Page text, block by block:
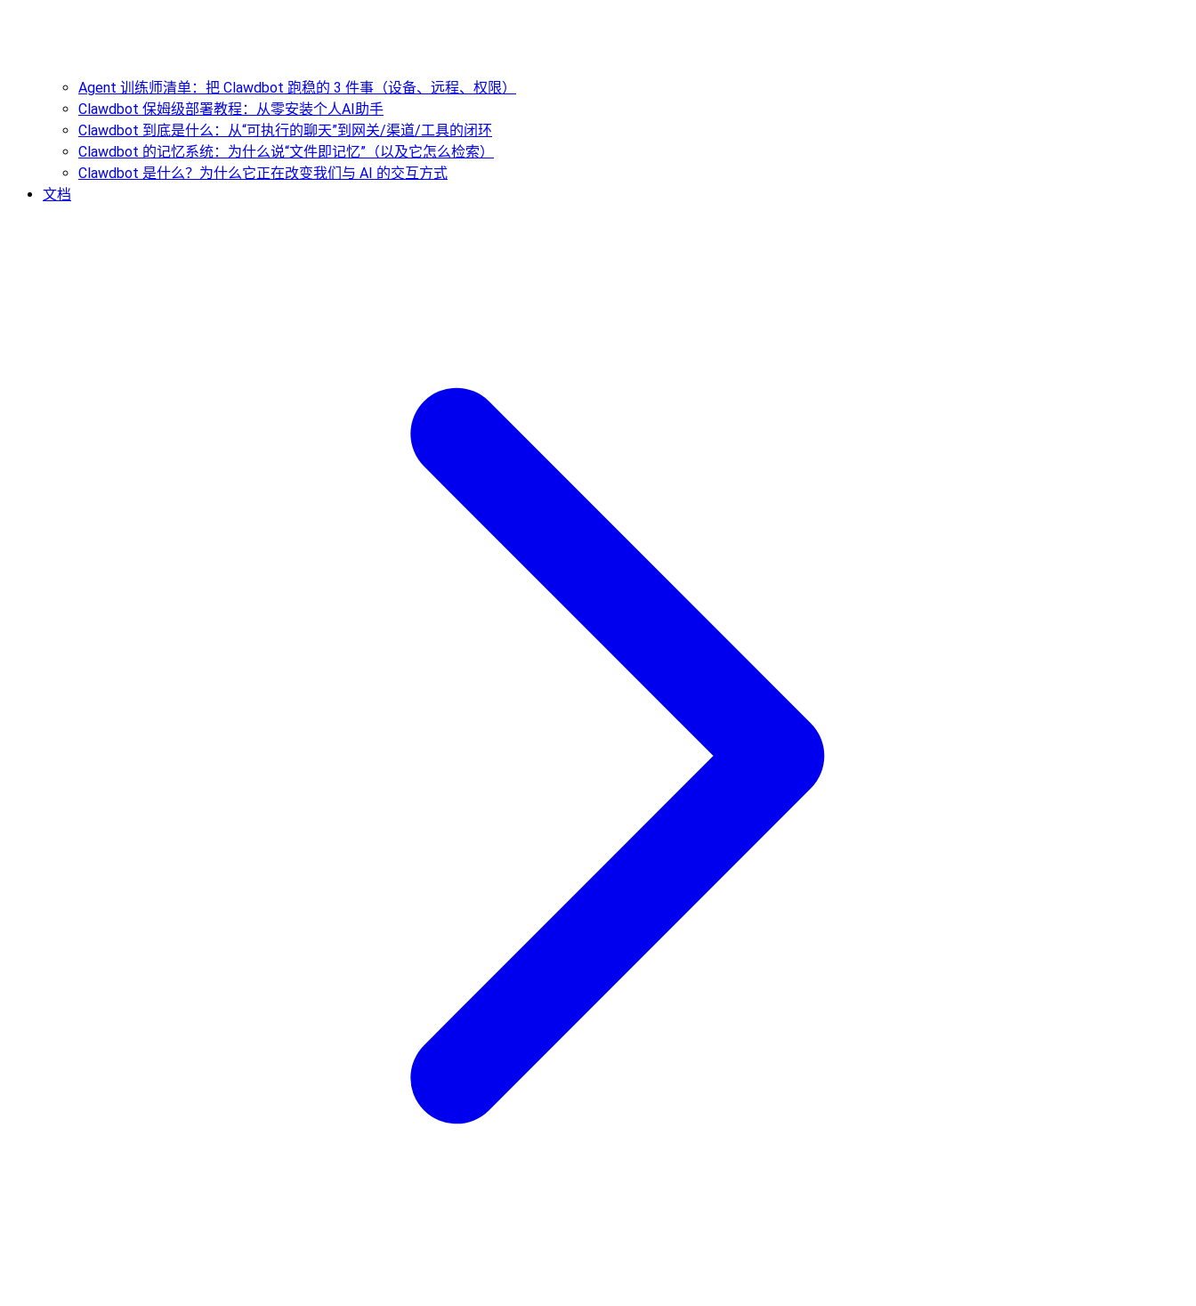
Agent 训练师清单：把 Clawdbot 跑稳的 3 件事（设备、远程、权限）
Clawdbot 保姆级部署教程：从零安装个人AI助手
Clawdbot 到底是什么：从“可执行的聊天”到网关/渠道/工具的闭环
Clawdbot 的记忆系统：为什么说“文件即记忆”（以及它怎么检索）
Clawdbot 是什么？为什么它正在改变我们与 AI 的交互方式
文档